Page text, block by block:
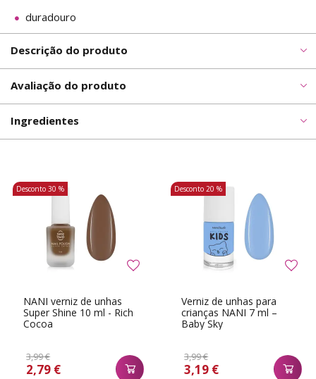
duradouro
Descrição do produto
Avaliação do produto
Ingredientes
NANI verniz de unhas
Super Shine 10 ml - Rich
Cocoa
3,99 €
2,79 €
Desconto 30 %
Verniz de unhas para
crianças NANI 7 ml –
Baby Sky
3,99 €
3,19 €
Desconto 20 %